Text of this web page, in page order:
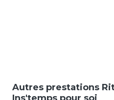
Autres prestations